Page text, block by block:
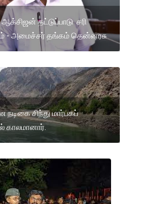
தட்டுப்பாடு சரி
- அமைச்சர் தங்கம் தென்னரசு
நடிகை சிந்து மார்பகப்
காலமானார்.